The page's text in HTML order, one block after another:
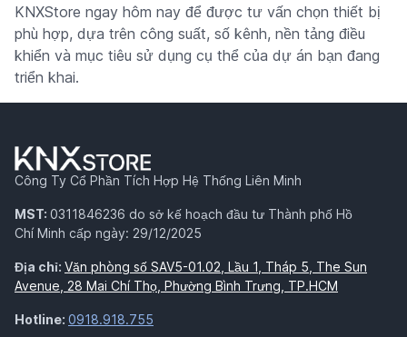
KNXStore ngay hôm nay để được tư vấn chọn thiết bị
phù hợp, dựa trên công suất, số kênh, nền tảng điều
khiển và mục tiêu sử dụng cụ thể của dự án bạn đang
triển khai.
Công Ty Cổ Phần Tích Hợp Hệ Thống Liên Minh
MST: 0311846236 do sở kế hoạch đầu tư Thành phố Hồ
Chí Minh cấp ngày: 29/12/2025
Địa chỉ: Văn phòng số SAV5-01.02, Lầu 1, Tháp 5, The Sun
Avenue, 28 Mai Chí Thọ, Phường Bình Trưng, TP.HCM
Hotline: 0918.918.755